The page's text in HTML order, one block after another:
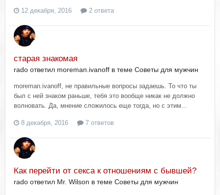
12 декабря, 2016 2 ответа
старая знакомая
rado ответил moreman.ivanoff в теме Советы для мужчин
moreman.ivanoff, не правильные вопросы задаешь. То что ты
был с ней знаком раньше, тебя это вообще никак не должно
волновать. Да, мнение сложилось еще тогда, но с этим...
8 декабря, 2016 7 ответов
Как перейти от секса к отношениям с бывшей?
rado ответил Mr. Wilson в теме Советы для мужчин